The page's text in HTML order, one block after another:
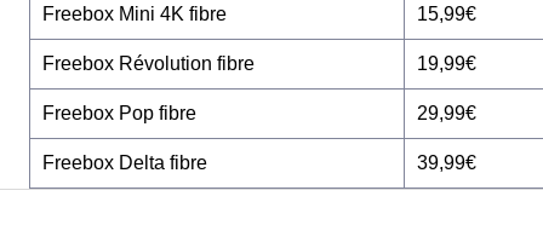
Freebox Mini 4K fibre 15,99€
Freebox Révolution fibre 19,99€
Freebox Pop fibre 29,99€
Freebox Delta fibre 39,99€